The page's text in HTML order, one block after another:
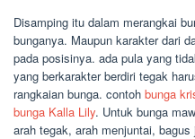
Disamping itu dalam merangkai
bunganya. Maupun karakter dari
pada posisinya. ada pula yang
yang berkarakter berdiri tegak
rangkaian bunga. contoh bunga
bunga Kalla Lily. Untuk bunga
arah tegak, arah menjuntai,